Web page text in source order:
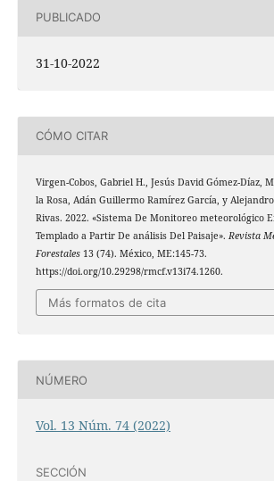
PUBLICADO
31-10-2022
CÓMO CITAR
Virgen-Cobos, Gabriel H., Jesús David Gómez-Díaz,
la Rosa, Adán Guillermo Ramírez García, y
Rivas. 2022. «Sistema De Monitoreo meteorológico
Templado a Partir De análisis Del Paisaje». Revista
Forestales13 (74). México, ME:145-73.
https://doi.org/10.29298/rmcf.v13i74.1260.
Más formatos de cita
NÚMERO
Vol. 13 Núm. 74 (2022)
SECCIÓN